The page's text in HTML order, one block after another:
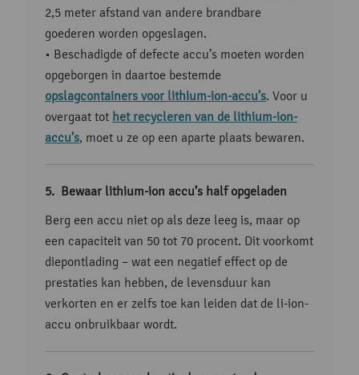
2,5 meter afstand van andere brandbare
goederen worden opgeslagen.
• Beschadigde of defecte accu’s moeten worden
opgeborgen in daartoe bestemde
opslagcontainers voor lithium-ion-accu’s. Voor u
overgaat tot het recycleren van de lithium-ion-
accu’s, moet u ze op een aparte plaats bewaren.
Bewaar lithium-ion accu’s half opgeladen
Berg een accu niet op als deze leeg is, maar op
een capaciteit van 50 tot 70 procent. Dit voorkomt
diepontlading – wat een negatief effect op de
prestaties kan hebben, de levensduur kan
verkorten en er zelfs toe kan leiden dat de li-ion-
accu onbruikbaar wordt.